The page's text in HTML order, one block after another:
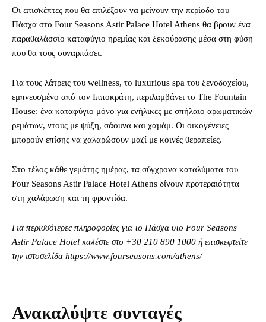
Οι επισκέπτες που θα επιλέξουν να μείνουν την περίοδο του
Πάσχα στο Four Seasons Astir Palace Hotel Athens θα βρουν ένα
παραθαλάσσιο καταφύγιο ηρεμίας και ξεκούρασης μέσα στη φύση
που θα τους συναρπάσει.
Για τους λάτρεις του wellness, το luxurious spa του ξενοδοχείου,
εμπνευσμένο από τον Ιπποκράτη, περιλαμβάνει το The Fountain
House: ένα καταφύγιο μόνο για ενήλικες με σπήλαιο αρωματικών
ρεμάτων, ντους με ψύξη, σάουνα και χαμάμ. Οι οικογένειες
μπορούν επίσης να χαλαρώσουν μαζί με κοινές θεραπείες.
Στο τέλος κάθε γεμάτης ημέρας, τα σύγχρονα καταλύματα του
Four Seasons Astir Palace Hotel Athens δίνουν προτεραιότητα
στη χαλάρωση και τη φροντίδα.
Για περισσότερες πληροφορίες για το Πάσχα στο Four Seasons
Astir Palace Hotel καλέστε στο +30 210 890 1000 ή επισκεφτείτε
την ιστοσελίδα https://www.fourseasons.com/athens/
Ανακαλύψτε συνταγές